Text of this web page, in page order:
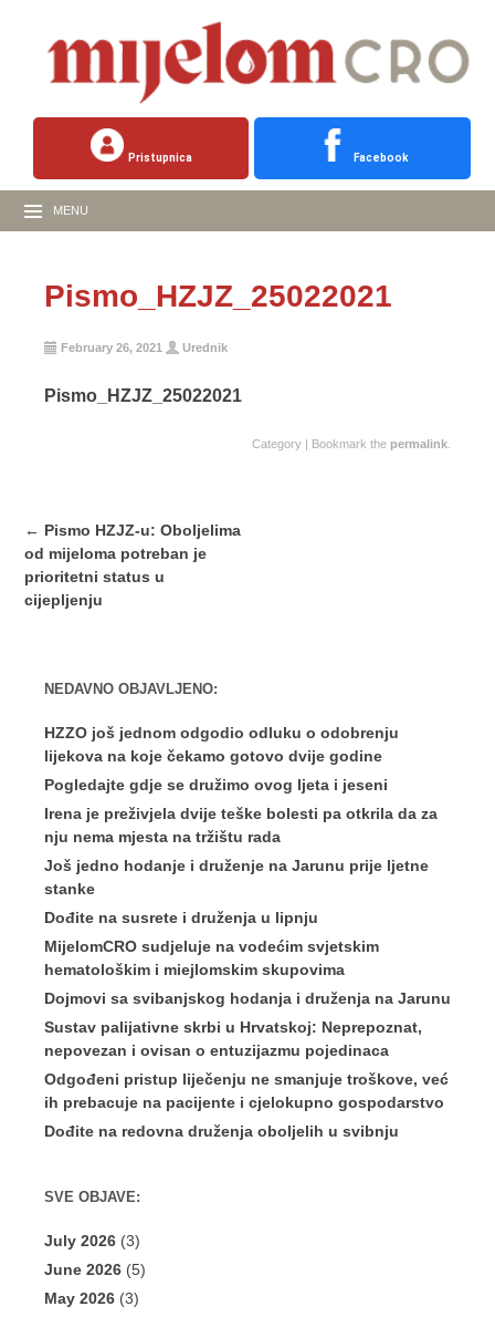
Pristupnica Facebook
MENU
Pismo_HZJZ_25022021
February 26, 2021 Urednik
Pismo_HZJZ_25022021
Category | Bookmark the permalink
Post
navigation
← Pismo HZJZ-u: Oboljelima
od mijeloma potreban je
prioritetni status u
cijepljenju
NEDAVNO OBJAVLJENO:
HZZO još jednom odgodio odluku o odobrenju
lijekova na koje čekamo gotovo dvije godine
Pogledajte gdje se družimo ovog ljeta i jeseni
Irena je preživjela dvije teške bolesti pa otkrila da za
nju nema mjesta na tržištu rada
Još jedno hodanje i druženje na Jarunu prije ljetne
stanke
Dođite na susrete i druženja u lipnju
MijelomCRO sudjeluje na vodećim svjetskim
hematološkim i miejlomskim skupovima
Dojmovi sa svibanjskog hodanja i druženja na Jarunu
Sustav palijativne skrbi u Hrvatskoj: Neprepoznat,
nepovezan i ovisan o entuzijazmu pojedinaca
Odgođeni pristup liječenju ne smanjuje troškove, već
ih prebacuje na pacijente i cjelokupno gospodarstvo
Dođite na redovna druženja oboljelih u svibnju
SVE OBJAVE:
July 2026 (3)
June 2026 (5)
May 2026 (3)